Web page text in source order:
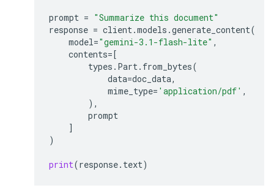
prompt = "Summarize this document"
response = client.models .generate_content(
model="gemini-3.1-flash-lite" ,
contents=[
types . Part. from_bytes(
data=doc_data,
mime_type= 'application/pdf' ,
),
prompt
]
)
print(response. text)